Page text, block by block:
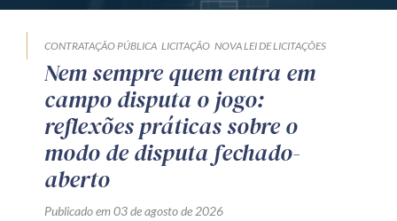
CONTRATAÇÃO PÚBLICA LICITAÇÃO NOVA LEI DE LICITAÇÕES
Nem sempre quem entra em
campo disputa o jogo:
reflexões práticas sobre o
modo de disputa fechado-
aberto
Publicado em 03 de agosto de 2026